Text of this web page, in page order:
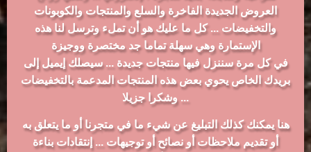
العروض الجديدة الفاخرة والسلع والمنتجات والكوبونات
والتخفيضات ... كل ما عليك هو أن تملء وترسل لنا هذه
الإستمارة وهي سهلة تماما جد مختصرة ووجيزة
في كل مرة سننزل فيها منتجات جديدة ... سيصلك إيميل إلى
بريدك الخاص يحوي بعض هذه المنتجات المدعمة بالتخفيضات
... وشكرا جزيلا
هنا يمكنك كذلك التبليغ عن شيء ما في متجرنا أو ما يتعلق به
أو تقديم ملاحظات أو نصائح أو توجيهات ... إنتقادات بناءة